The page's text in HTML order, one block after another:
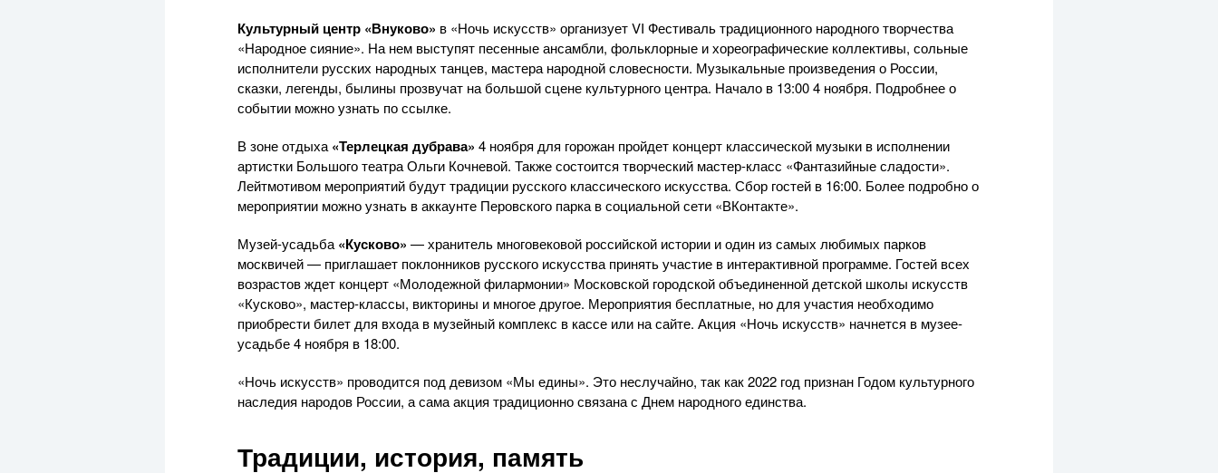
Культурный центр «Внуково» в «Ночь искусств» организует VI Фестиваль традиционного народного творчества
«Народное сияние». На нем выступят песенные ансамбли, фольклорные и хореографические коллективы, сольные
исполнители русских народных танцев, мастера народной словесности. Музыкальные произведения о России,
сказки, легенды, былины прозвучат на большой сцене культурного центра. Начало в 13:00 4 ноября. Подробнее о
событии можно узнать по ссылке.
В зоне отдыха «Терлецкая дубрава» 4 ноября для горожан пройдет концерт классической музыки в исполнении
артистки Большого театра Ольги Кочневой. Также состоится творческий мастер-класс «Фантазийные сладости».
Лейтмотивом мероприятий будут традиции русского классического искусства. Сбор гостей в 16:00. Более подробно о
мероприятии можно узнать в аккаунте Перовского парка в социальной сети «ВКонтакте».
Музей-усадьба «Кусково» — хранитель многовековой российской истории и один из самых любимых парков
москвичей — приглашает поклонников русского искусства принять участие в интерактивной программе. Гостей всех
возрастов ждет концерт «Молодежной филармонии» Московской городской объединенной детской школы искусств
«Кусково», мастер-классы, викторины и многое другое. Мероприятия бесплатные, но для участия необходимо
приобрести билет для входа в музейный комплекс в кассе или на сайте. Акция «Ночь искусств» начнется в музее-
усадьбе 4 ноября в 18:00.
«Ночь искусств» проводится под девизом «Мы едины». Это неслучайно, так как 2022 год признан Годом культурного
наследия народов России, а сама акция традиционно связана с Днем народного единства.
Традиции, история, память